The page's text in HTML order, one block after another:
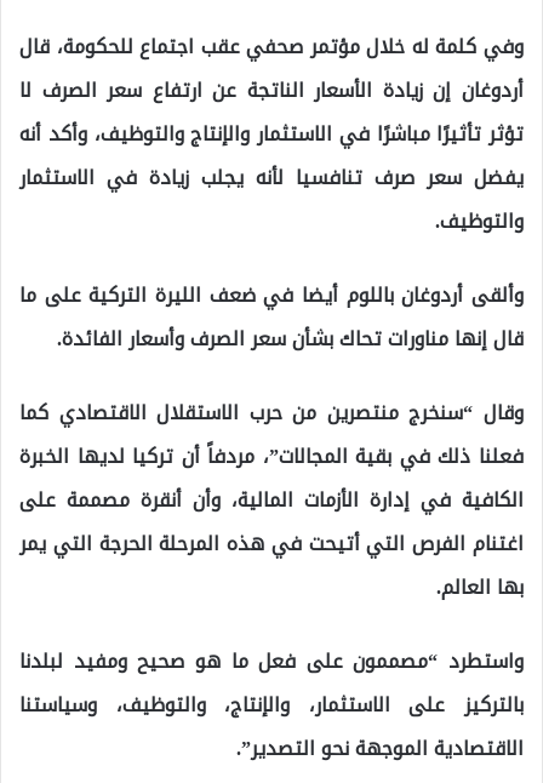
وفي كلمة له خلال مؤتمر صحفي عقب اجتماع للحكومة، قال
أردوغان إن زيادة الأسعار الناتجة عن ارتفاع سعر الصرف لا
تؤثر تأثيرًا مباشرًا في الاستثمار والإنتاج والتوظيف، وأكد أنه
يفضل سعر صرف تنافسيا لأنه يجلب زيادة في الاستثمار
والتوظيف.
وألقى أردوغان باللوم أيضا في ضعف الليرة التركية على ما
قال إنها مناورات تحاك بشأن سعر الصرف وأسعار الفائدة.
وقال “سنخرج منتصرين من حرب الاستقلال الاقتصادي كما
فعلنا ذلك في بقية المجالات”، مردفاً أن تركيا لديها الخبرة
الكافية في إدارة الأزمات المالية، وأن أنقرة مصممة على
اغتنام الفرص التي أتيحت في هذه المرحلة الحرجة التي يمر
بها العالم.
واستطرد “مصممون على فعل ما هو صحيح ومفيد لبلدنا
بالتركيز على الاستثمار، والإنتاج، والتوظيف، وسياستنا
الاقتصادية الموجهة نحو التصدير”.